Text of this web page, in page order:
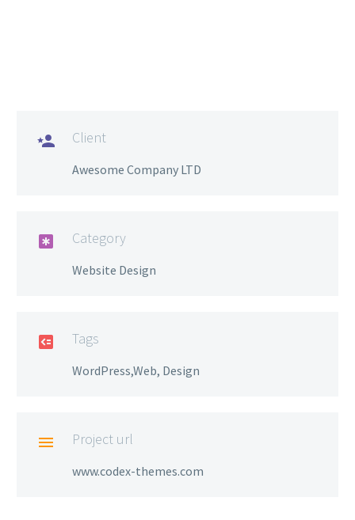
 Client
Awesome Company LTD
 Category
Website Design
 Tags
WordPress,Web, Design
 Project url
www.codex-themes.com